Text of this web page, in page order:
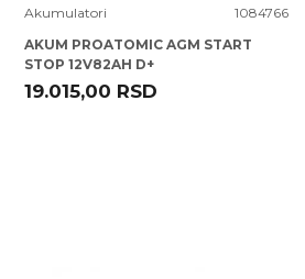
Akumulatori
1084766
AKUM PROATOMIC AGM START
STOP 12V82AH D+
19.015,00 RSD